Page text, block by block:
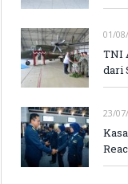
01/
TNI
dari
23/